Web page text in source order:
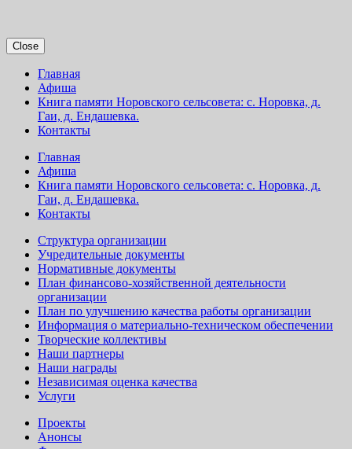
Close
Главная
Афиша
Книга памяти Норовского сельсовета: с. Норовка, д.
Гаи, д. Ендашевка.
Контакты
Главная
Афиша
Книга памяти Норовского сельсовета: с. Норовка, д.
Гаи, д. Ендашевка.
Контакты
Структура организации
Учредительные документы
Нормативные документы
План финансово-хозяйственной деятельности
организации
План по улучшению качества работы организации
Информация о материально-техническом обеспечении
Творческие коллективы
Наши партнеры
Наши награды
Независимая оценка качества
Услуги
Проекты
Анонсы